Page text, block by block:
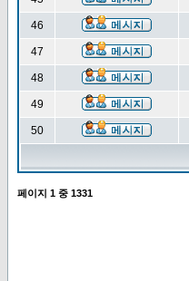
46
47
48
49
50
페이지 1 중 1331